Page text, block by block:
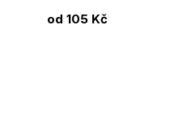
od 105 Kč